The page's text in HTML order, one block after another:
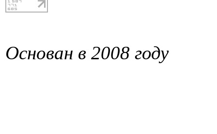
Основан в 2008 году